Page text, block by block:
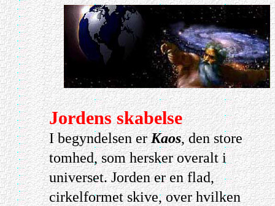
Jordens skabelse
I begyndelsen erKaos, den store
tomhed, som hersker overalt i
universet. Jorden er en flad,
cirkelformet skive, over hvilken